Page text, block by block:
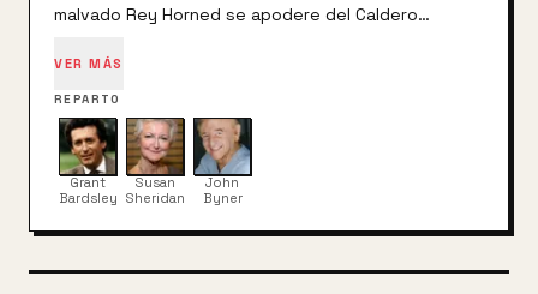
malvado Rey Horned se apodere del Caldero
auténtico ejército de invencibles guerreros
sobrenaturales. En su lucha contra el mal, Tarón
cuenta con la ayuda de su maestro, Dallben, la
princesa Eilonwy, un animal con aspecto de osito de
peluche llamada Gurgi, un juglar que se hace llamar
Fflewddur Fflam, un cerdito con dotes de
clarividente y un trío de brujas excéntricas.
VER MÁS
REPARTO
Grant
Bardsley
Susan
Sheridan
John
Byner